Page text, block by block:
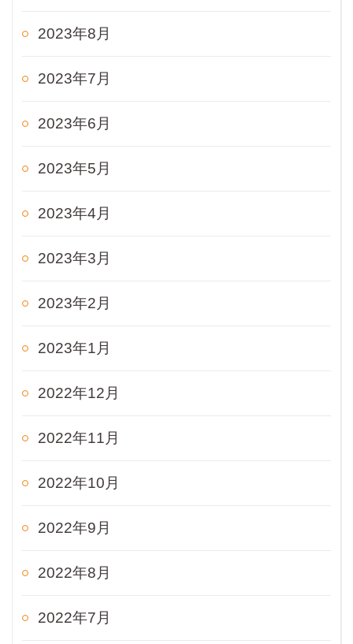
2023年8月
2023年7月
2023年6月
2023年5月
2023年4月
2023年3月
2023年2月
2023年1月
2022年12月
2022年11月
2022年10月
2022年9月
2022年8月
2022年7月